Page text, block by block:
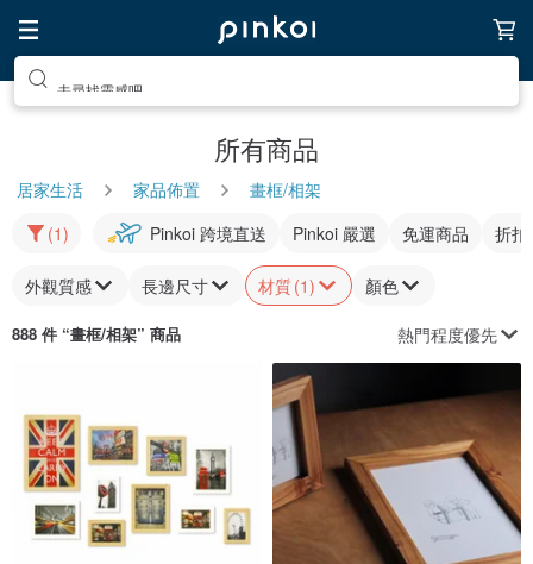
去尋找靈感吧
所有商品
居家生活 家品佈置
畫框/相架
(1)
Pinkoi 跨境直送 Pinkoi 嚴選 免運商品 折扣
外觀質感 長邊尺寸 材質(1) 顏色
888 件 “畫框/相架” 商品 熱門程度優先